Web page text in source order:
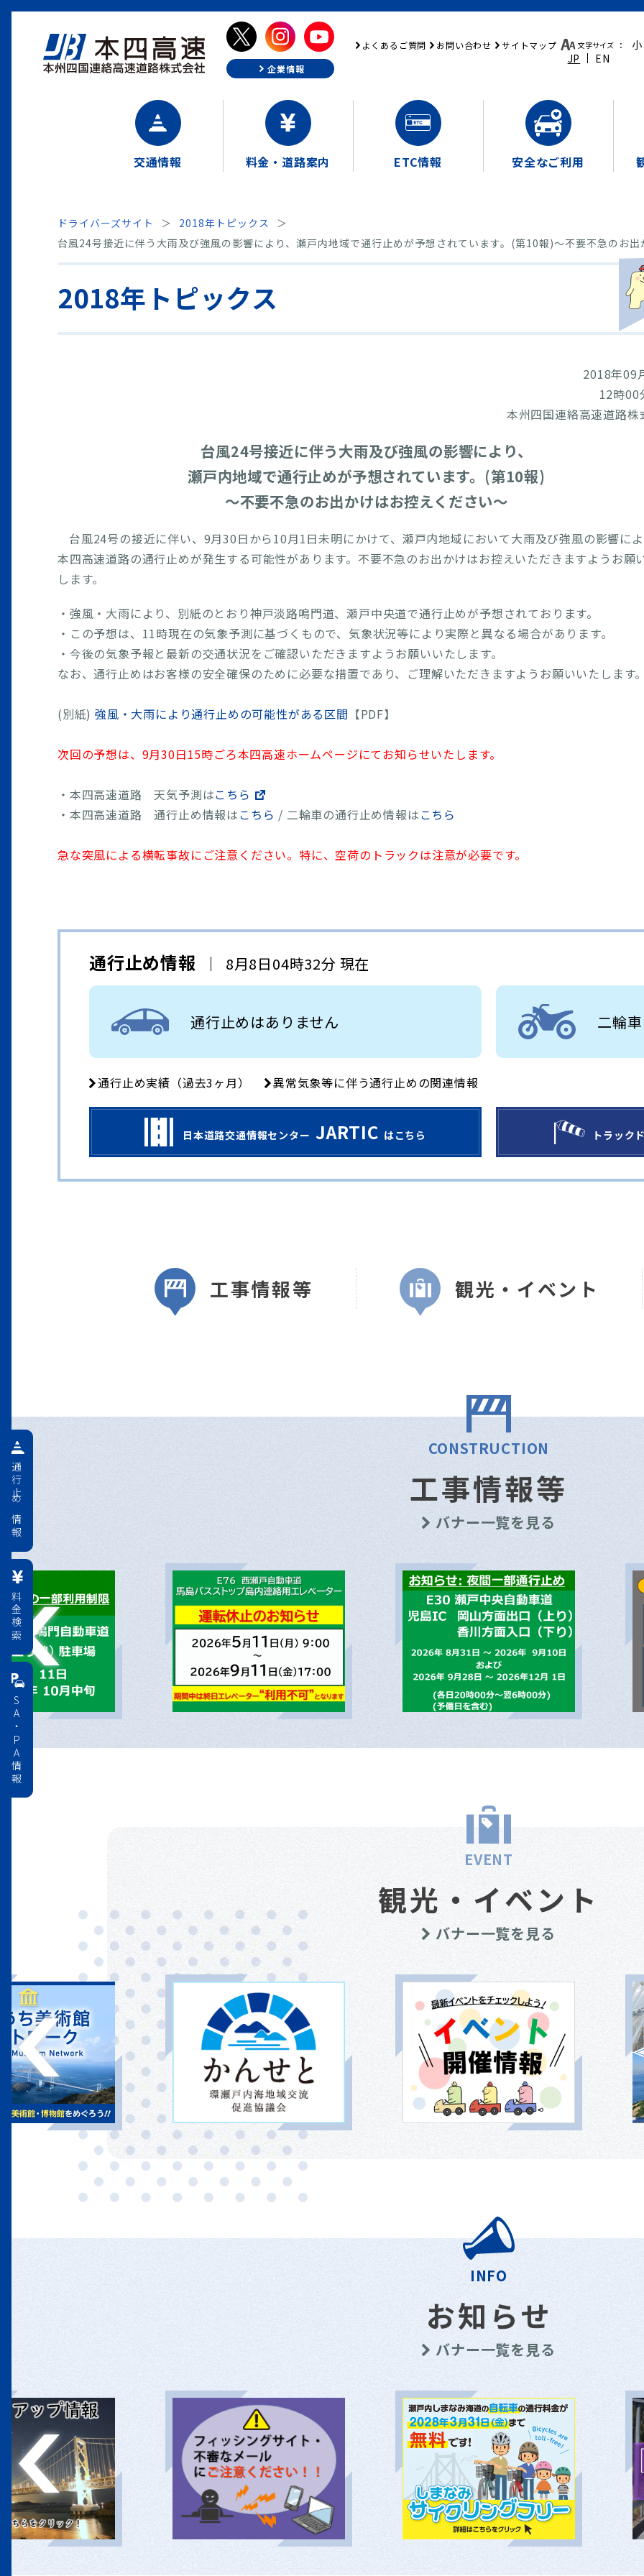
企業情報
よくあるご質問 お問い合わせ サイトマップ 文字サイズ ：
小
JP
EN
交通情報 料金・道路案内 ETC情報 安全なご利用
ドライバーズサイト
2018年トピックス
台風24号接近に伴う大雨及び強風の影響により、瀬戸内地域で通行止めが予想されています。(第10報)～不要不急のお
2018年トピックス
2018年09
12時00
本州四国連絡高速道路株
台風24号接近に伴う大雨及び強風の影響により、
瀬戸内地域で通行止めが予想されています。(第10報)
～不要不急のお出かけはお控えください～
台風24号の接近に伴い、9月30日から10月1日未明にかけて、瀬戸内地域において大雨及び強風の影響に
本四高速道路の通行止めが発生する可能性があります。不要不急のお出かけはお控えいただきますようお願
します。
・強風・大雨により、別紙のとおり神戸淡路鳴門道、瀬戸中央道で通行止めが予想されております。
・この予想は、11時現在の気象予測に基づくもので、気象状況等により実際と異なる場合があります。
・今後の気象予報と最新の交通状況をご確認いただきますようお願いいたします。
なお、通行止めはお客様の安全確保のために必要な措置であり、ご理解いただきますようお願いいたします
(別紙) 強風・大雨により通行止めの可能性がある区間 【PDF】
次回の予想は、9月30日15時ごろ本四高速ホームページにてお知らせいたします。
・本四高速道路 天気予測はこちら
・本四高速道路 通行止め情報はこちら / 二輪車の通行止め情報はこちら
急な突風による横転事故にご注意ください。特に、空荷のトラックは注意が必要です。
通行止め情報 8月8日04時32分 現在
通行止めはありません 二輪
通行止め実績（過去3ヶ月） 異常気象等に伴う通行止めの関連情報
日本道路交通情報センター JARTIC はこちら トラック
工事情報等 観光・イベント
CONSTRUCTION
工事情報等
バナー一覧を見る
EVENT
観光・イベント
バナー一覧を見る
INFO
お知らせ
バナー一覧を見る
通行止め情報
料金検索
SA・PA情報